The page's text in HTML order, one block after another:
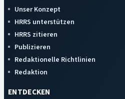
Unser Konzept
HRRS unterstützen
HRRS zitieren
Publizieren
Redaktionelle Richtlinien
Redaktion
ENTDECKEN